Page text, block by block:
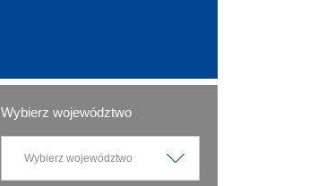
Wybierz województwo